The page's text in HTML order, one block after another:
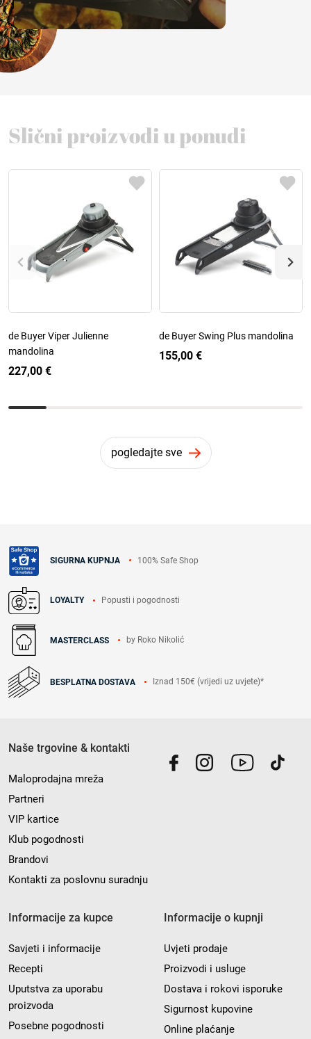
Slični proizvodi u ponudi
de Buyer Viper Julienne
mandolina
227,00 €
de Buyer Swing Plus mandolina
155,00 €
pogledajte sve
SIGURNA KUPNJA 100% Safe Shop
LOYALTY Popusti i pogodnosti
MASTERCLASS by Roko Nikolić
BESPLATNA DOSTAVA Iznad 150€ (vrijedi uz uvjete)*
Naše trgovine & kontakti
Maloprodajna mreža
Partneri
VIP kartice
Klub pogodnosti
Brandovi
Kontakti za poslovnu suradnju
Informacije za kupce
Savjeti i informacije
Recepti
Uputstva za uporabu
proizvoda
Posebne pogodnosti
Informacije o kupnji
Uvjeti prodaje
Proizvodi i usluge
Dostava i rokovi isporuke
Sigurnost kupovine
Online plaćanje